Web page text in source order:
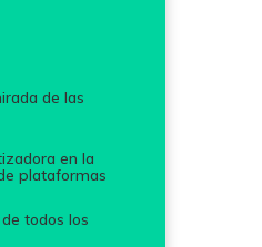
de las
en la
plataformas
todos los